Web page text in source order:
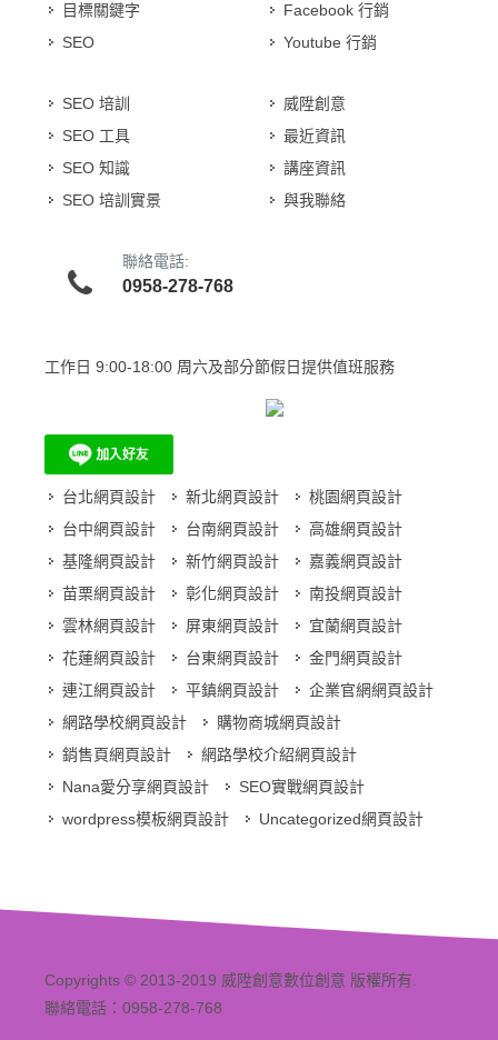
目標關鍵字
SEO
Facebook 行銷
Youtube 行銷
SEO 培訓
SEO 工具
SEO 知識
SEO 培訓實景
威陞創意
最近資訊
講座資訊
與我聯絡
聯絡電話:
0958-278-768
工作日 9:00-18:00 周六及部分節假日提供值班服務
台北網頁設計 新北網頁設計
桃園網頁設計
台中網頁設計
台南網頁設計
高雄網頁設計
基隆網頁設計
新竹網頁設計
嘉義網頁設計
苗栗網頁設計
彰化網頁設計
南投網頁設計
雲林網頁設計
屏東網頁設計
宜蘭網頁設計
花蓮網頁設計
台東網頁設計
金門網頁設計
連江網頁設計
平鎮網頁設計
企業官網網頁設計
網路學校網頁設計
購物商城網頁設計
銷售頁網頁設計
網路學校介紹網頁設計
Nana愛分享網頁設計
SEO實戰網頁設計
wordpress模板網頁設計
Uncategorized網頁設計
Copyrights © 2013-2019 威陞創意數位創意 版權所有.
聯絡電話：0958-278-768